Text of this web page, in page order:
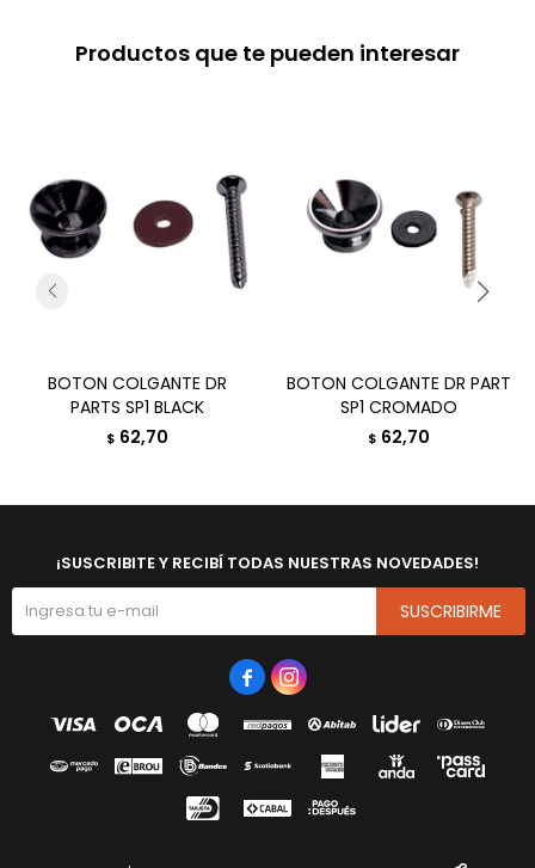
Productos que te pueden interesar
BOTON COLGANTE DR
PARTS SP1 BLACK
$ 62,70
BOTON COLGANTE DR PART
SP1 CROMADO
$ 62,70
¡SUSCRIBITE Y RECIBÍ TODAS NUESTRAS NOVEDADES!
SUSCRIBIRME
 